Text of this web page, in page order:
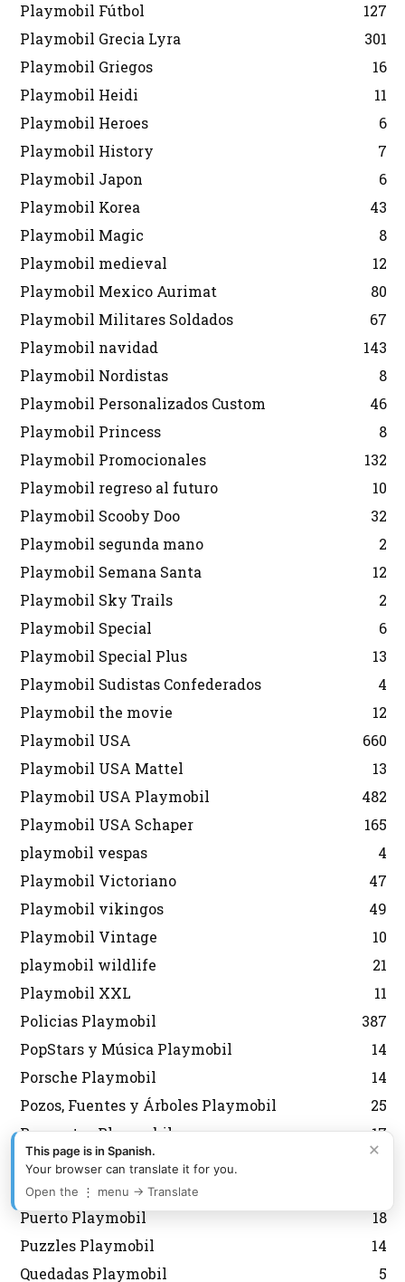
Playmobil Fútbol
127
Playmobil Grecia Lyra
301
Playmobil Griegos
16
Playmobil Heidi
11
Playmobil Heroes
6
Playmobil History
7
Playmobil Japon
6
Playmobil Korea
43
Playmobil Magic
8
Playmobil medieval
12
Playmobil Mexico Aurimat
80
Playmobil Militares Soldados
67
Playmobil navidad
143
Playmobil Nordistas
8
Playmobil Personalizados Custom
46
Playmobil Princess
8
Playmobil Promocionales
132
Playmobil regreso al futuro
10
Playmobil Scooby Doo
32
Playmobil segunda mano
2
Playmobil Semana Santa
12
Playmobil Sky Trails
2
Playmobil Special
6
Playmobil Special Plus
13
Playmobil Sudistas Confederados
4
Playmobil the movie
12
Playmobil USA
660
Playmobil USA Mattel
13
Playmobil USA Playmobil
482
Playmobil USA Schaper
165
playmobil vespas
4
Playmobil Victoriano
47
Playmobil vikingos
49
Playmobil Vintage
10
playmobil wildlife
21
Playmobil XXL
11
Policias Playmobil
387
PopStars y Música Playmobil
14
Porsche Playmobil
14
Pozos, Fuentes y Árboles Playmobil
25
Preguntas Playmobil
17
Prehistoria Playmobil
Princesas Playmobil
Puerto Playmobil
18
Puzzles Playmobil
14
Quedadas Playmobil
5
×
This page is in Spanish.
Your browser can translate it for you.
Open the ⋮ menu → Translate